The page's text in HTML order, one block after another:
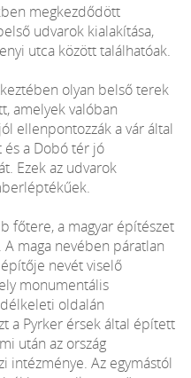
megkezdődött
udvarok kialakítása,
utca között találhatóak.
olyan belső terek
amelyek valóban
ellenpontozzák a vár által
és a Dobó tér jó
Ezek az udvarok
főtere, a magyar építészet
A maga nevében páratlan
nevét viselő
monumentális
oldalán
a Pyrker érsek által épített
után az ország
intézménye. Az egymástól